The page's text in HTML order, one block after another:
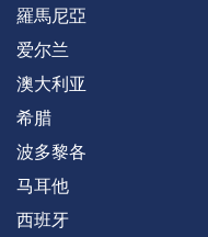
羅馬尼亞
爱尔兰
澳大利亚
希腊
波多黎各
马耳他
西班牙